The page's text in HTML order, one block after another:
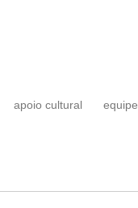
apoio cultural equipe